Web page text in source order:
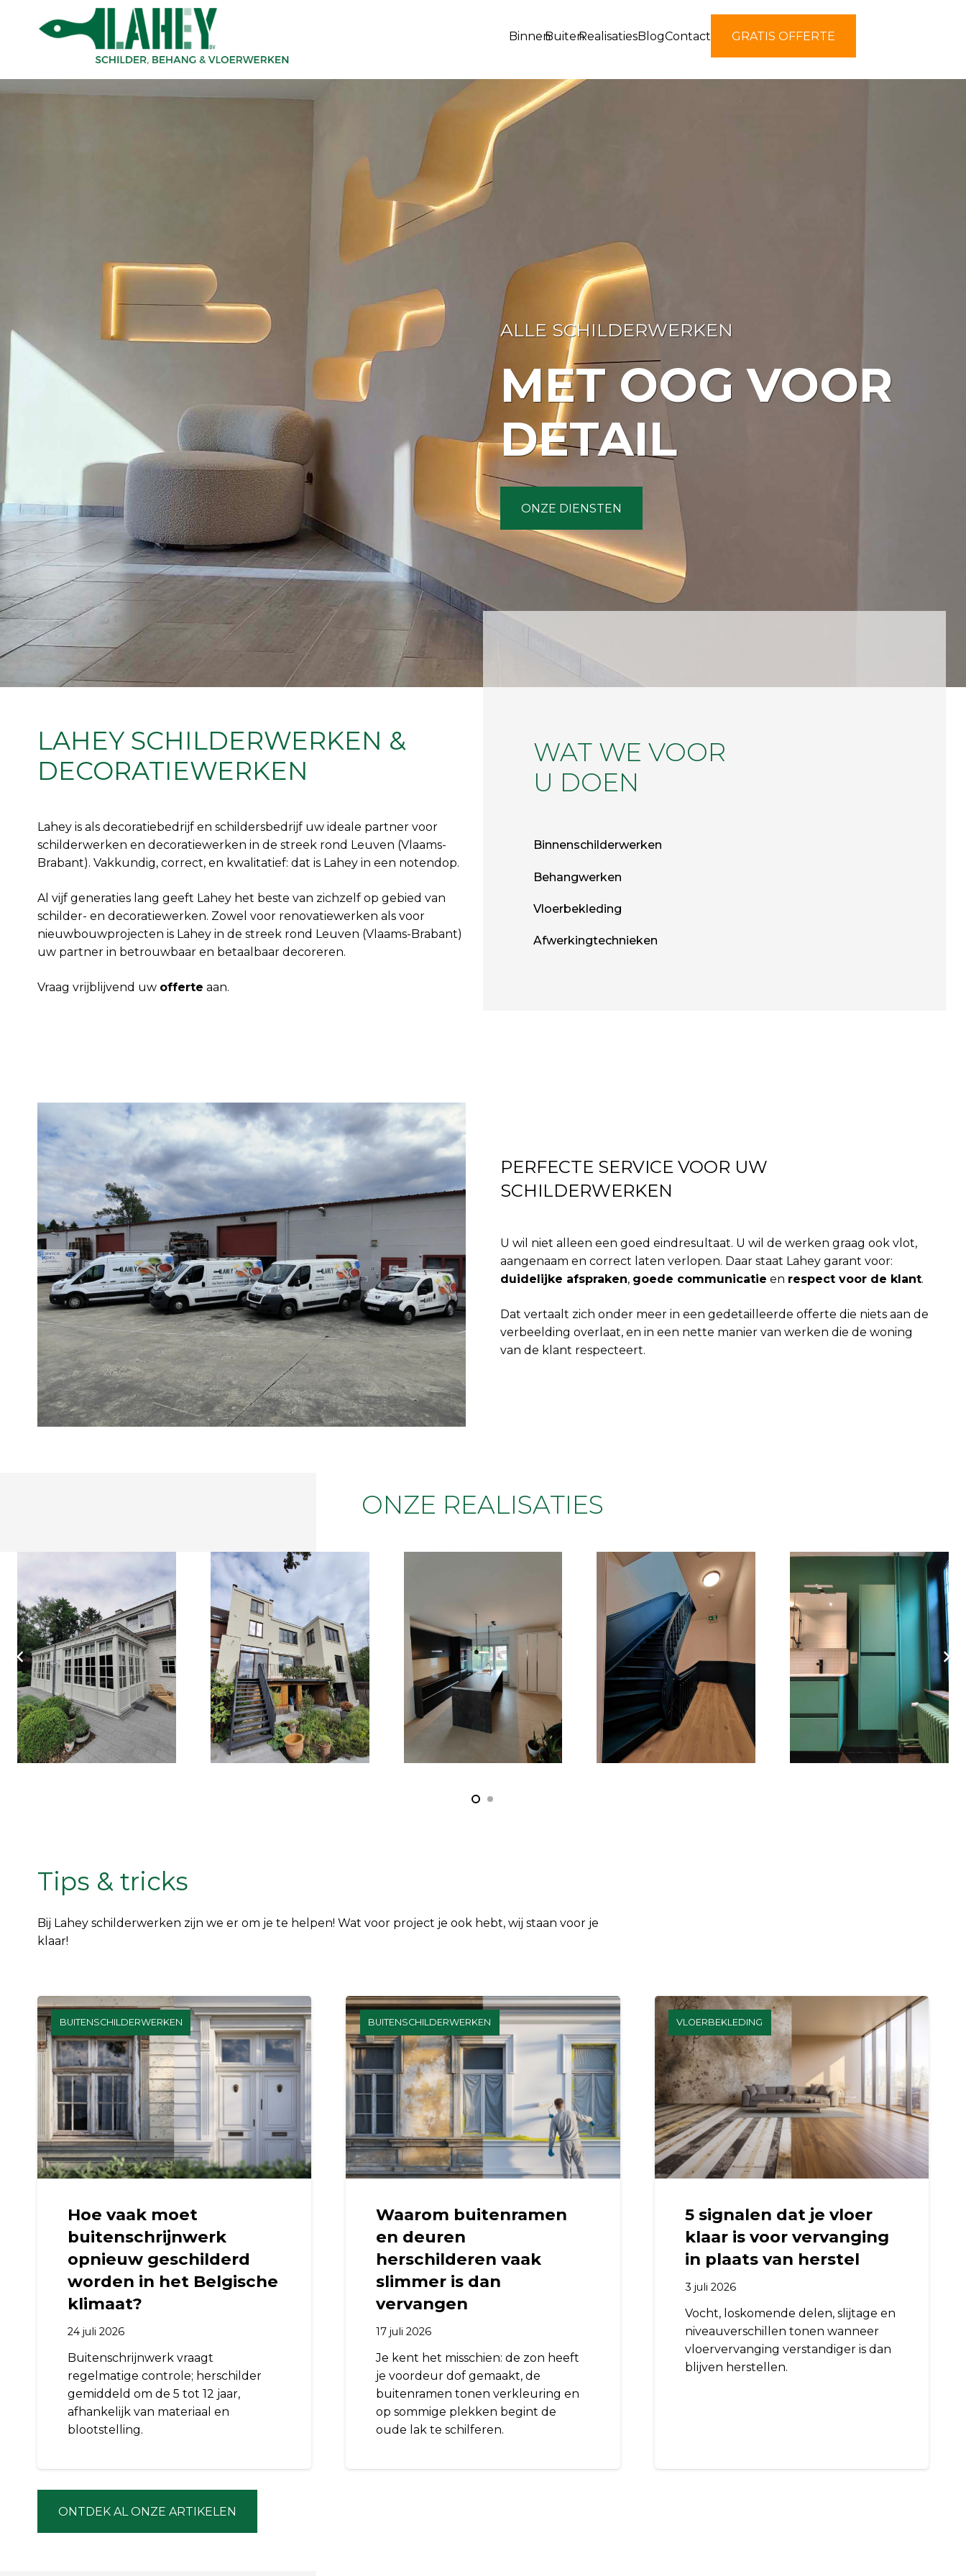
BinnenBuitenRealisatiesBlogContact GRATIS OFFERTE
ALLE SCHILDERWERKEN
MET OOG VOOR
DETAIL
ONZE DIENSTEN
LAHEY SCHILDERWERKEN &
DECORATIEWERKEN
Lahey is als decoratiebedrijf en schildersbedrijf uw ideale partner voor
schilderwerken en decoratiewerken in de streek rond Leuven (Vlaams-
Brabant). Vakkundig, correct, en kwalitatief: dat is Lahey in een notendop.
Al vijf generaties lang geeft Lahey het beste van zichzelf op gebied van
schilder- en decoratiewerken. Zowel voor renovatiewerken als voor
nieuwbouwprojecten is Lahey in de streek rond Leuven (Vlaams-Brabant)
uw partner in betrouwbaar en betaalbaar decoreren.
Vraag vrijblijvend uw offerte aan.
WAT WE VOOR
U DOEN
Binnenschilderwerken
Behangwerken
Vloerbekleding
Afwerkingtechnieken
PERFECTE SERVICE VOOR UW
SCHILDERWERKEN
U wil niet alleen een goed eindresultaat. U wil de werken graag ook vlot,
aangenaam en correct laten verlopen. Daar staat Lahey garant voor:
duidelijke afspraken, goede communicatie en respect voor de klant.
Dat vertaalt zich onder meer in een gedetailleerde offerte die niets aan de
verbeelding overlaat, en in een nette manier van werken die de woning
van de klant respecteert.
ONZE REALISATIES
Tips & tricks
Bij Lahey schilderwerken zijn we er om je te helpen! Wat voor project je ook hebt, wij staan voor je
klaar!
BUITENSCHILDERWERKEN
Hoe vaak moet
buitenschrijnwerk
opnieuw geschilderd
worden in het Belgische
klimaat?
24 juli 2026
Buitenschrijnwerk vraagt
regelmatige controle; herschilder
gemiddeld om de 5 tot 12 jaar,
afhankelijk van materiaal en
blootstelling.
BUITENSCHILDERWERKEN
Waarom buitenramen
en deuren
herschilderen vaak
slimmer is dan
vervangen
17 juli 2026
Je kent het misschien: de zon heeft
je voordeur dof gemaakt, de
buitenramen tonen verkleuring en
op sommige plekken begint de
oude lak te schilferen.
VLOERBEKLEDING
5 signalen dat je vloer
klaar is voor vervanging
in plaats van herstel
3 juli 2026
Vocht, loskomende delen, slijtage en
niveauverschillen tonen wanneer
vloervervanging verstandiger is dan
blijven herstellen.
ONTDEK AL ONZE ARTIKELEN